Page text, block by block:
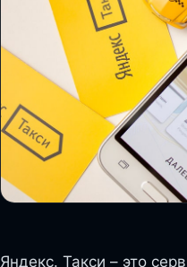
Яндекс. Такси – это